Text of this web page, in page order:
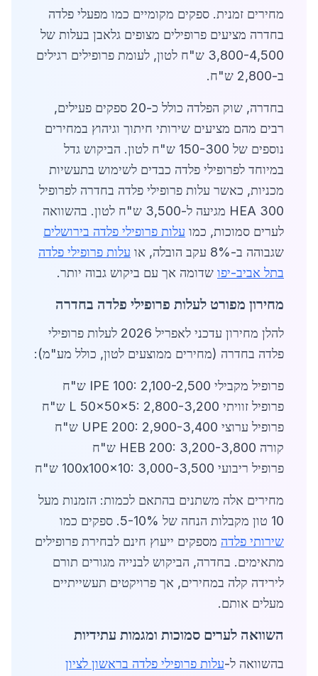
מחירים זמנית. ספקים מקומיים כמו מפעלי פלדה
בחדרה מציעים פרופילים מצופים גלאבן בעלות של
3,800-4,500 ש"ח לטון, לעומת פרופילים רגילים
ב-2,800 ש"ח.
בחדרה, שוק הפלדה כולל כ-20 ספקים פעילים,
רבים מהם מציעים שירותי חיתוך וגיהוץ במחירים
נוספים של 150-300 ש"ח לטון. הביקוש גדל
במיוחד לפרופילי פלדה כבדים לשימוש בתעשיות
מכניות, כאשר עלות פרופילי פלדה בחדרה לפרופיל
HEA 300 מגיעה ל-3,500 ש"ח לטון. בהשוואה
לערים סמוכות, כמו עלות פרופילי פלדה בירושלים
שגבוהה ב-8% עקב הובלה, או
עלות פרופילי פלדה
בתל אביב-יפו שדומה אך עם ביקוש גבוה יותר.
מחירון מפורט לעלות פרופילי פלדה בחדרה
להלן מחירון עדכני לאפריל 2026 לעלות פרופילי
פלדה בחדרה (מחירים ממוצעים לטון, כולל מע"מ):
פרופיל מקבילי IPE 100: 2,100-2,500 ש"ח
פרופיל זוויתי L 50x50x5: 2,800-3,200 ש"ח
פרופיל ערוצי UPE 200: 2,900-3,400 ש"ח
קורה HEB 200: 3,200-3,800 ש"ח
פרופיל ריבועי 100x100x10: 3,000-3,500 ש"ח
מחירים אלה משתנים בהתאם לכמות: הזמנות מעל
10 טון מקבלות הנחה של 5-10%. ספקים כמו
שירותי פלדה מספקים ייעוץ חינם לבחירת פרופילים
מתאימים. בחדרה, הביקוש לבנייה מגורים תורם
לירידה קלה במחירים, אך פרויקטים תעשייתיים
מעלים אותם.
השוואה לערים סמוכות ומגמות עתידיות
בהשוואה ל-עלות פרופילי פלדה בראשון לציון